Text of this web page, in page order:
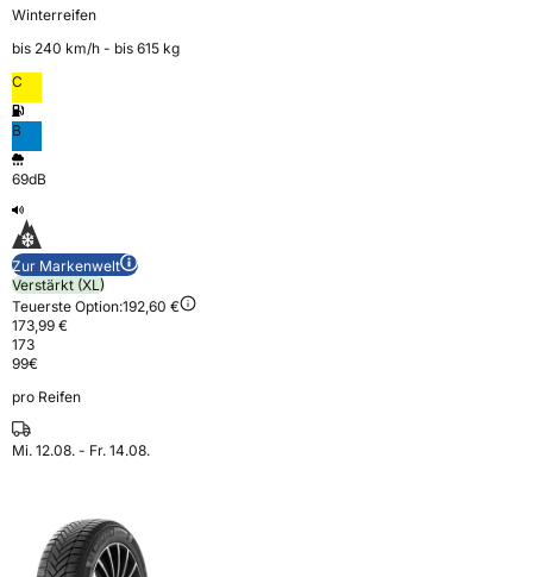
Winterreifen
bis 240 km⁠/⁠h - bis 615 kg
C
B
69dB
Zur Markenwelt
Verstärkt (XL)
Teuerste Option:192,60 €
173,99 €
173
99€
pro Reifen
Mi. 12.08. - Fr. 14.08.